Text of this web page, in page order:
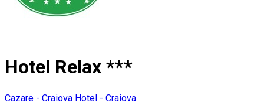
Hotel Relax ***
Cazare - Craiova Hotel - Craiova